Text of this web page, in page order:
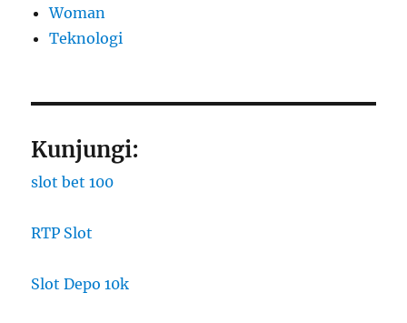
Woman
​Teknologi
Kunjungi:
slot bet 100
RTP Slot
Slot Depo 10k